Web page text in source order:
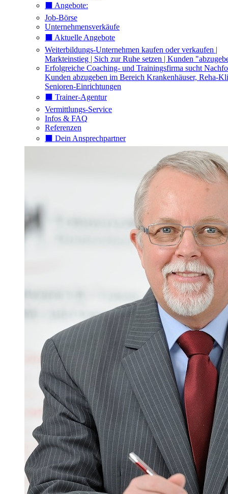
⬛️ Angebote:
Job-Börse
Unternehmensverkäufe
⬛️ Aktuelle Angebote
Weiterbildungs-Unternehmen kaufen oder verkaufen |
Markteinstieg | Sich zur Ruhe setzen | Kunden
Erfolgreiche Coaching- und Trainingsfirma sucht
Kunden abzugeben im Bereich Krankenhäuser, Reha-
Senioren-Einrichtungen
⬛️ Trainer-Agentur
Vermittlungs-Service
Infos & FAQ
Referenzen
⬛️ Dein Ansprechpartner